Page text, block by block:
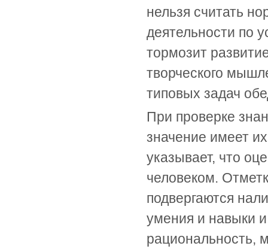
нельзя считать
деятельности по
тормозит
творческого
типовых задач
При проверке
значение имеет
указывает, что
человеком.
подвергаются
умения и навыки
рациональность,